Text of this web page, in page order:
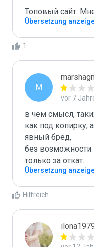
Топовый сайт.
Übersetzung
1
M
vor 7
в чем смысл,
как под
явный бред,
без возможности
только за откат..
Übersetzung
Hilfreich